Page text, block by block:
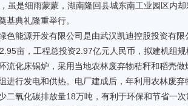
虽是细雨蒙蒙，湖南隆回县城东南工业园区内
基典礼隆重举行。
色能源开发有限公司是由武汉凯迪控股投资有
亩，工程总投资2.97亿元人民币，拟建机组
流化床锅炉，采用当地农林废弃物秸秆和稻壳
进行发电和供热。电厂建成后，年利用农林废
二氧化碳排放量18万吨，有利于环保和节省一